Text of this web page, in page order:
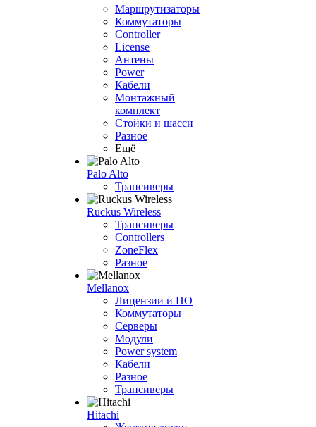
Маршрутизаторы
Коммутаторы
Controller
License
Антены
Power
Кабели
Монтажный
комплект
Стойки и шасси
Разное
Ещё
Palo Alto
Трансиверы
Ruckus Wireless
Трансиверы
Controllers
ZoneFlex
Разное
Mellanox
Лицензии и ПО
Коммутаторы
Серверы
Модули
Power system
Кабели
Разное
Трансиверы
Hitachi